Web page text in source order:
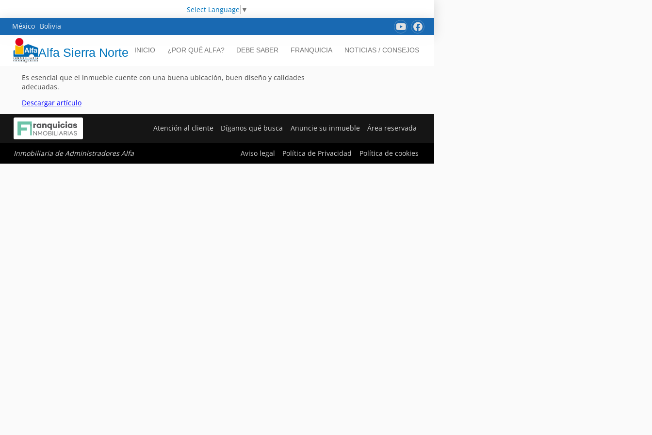
Select Language ▼
México Bolivia
Alfa Sierra Norte INICIO ¿POR QUÉ ALFA? DEBE SABER FRANQUICIA NOTICIAS / CONSEJOS
Es esencial que el inmueble cuente con una buena ubicación, buen diseño y calidades
adecuadas.
Descargar artículo
Atención al cliente Díganos qué busca Anuncie su inmueble Área reservada
Inmobiliaria de Administradores Alfa Aviso legal Política de Privacidad Política de cookies